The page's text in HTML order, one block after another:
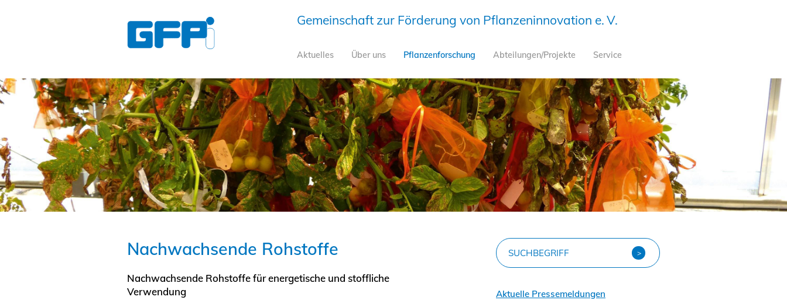
Gemeinschaft zur Förderung von Pflanzeninnovation e. V.
Aktuelles Über uns Pflanzenforschung Abteilungen/Projekte Service
Nachwachsende Rohstoffe
Nachwachsende Rohstoffe für energetische und stoffliche
Verwendung
Aktuelle Pressemeldungen